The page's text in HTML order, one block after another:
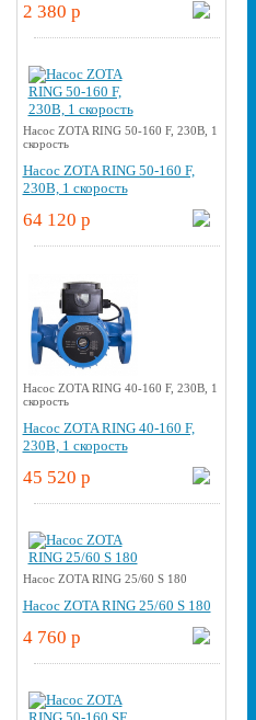
2 380 p
Насос ZOTA RING 50-160 F, 230В, 1
скорость
Насос ZOTA RING 50-160 F,
230В, 1 скорость
64 120 p
Насос ZOTA RING 40-160 F, 230В, 1
скорость
Насос ZOTA RING 40-160 F,
230В, 1 скорость
45 520 p
Насос ZOTA RING 25/60 S 180
Насос ZOTA RING 25/60 S 180
4 760 p